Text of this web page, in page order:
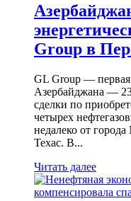
Group в
GL Group — первая
Азербайджана —
сделки по
четырех
недалеко от
Техас. В...
Читать далее